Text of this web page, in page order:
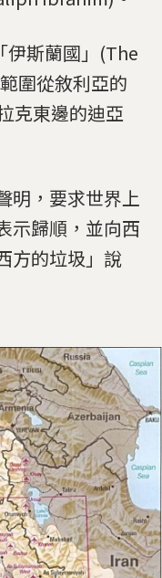
伊斯蘭國」(The
圍從敘利亞的
克東邊的迪亞
明，要求世界上
示歸順，並向西
方的垃圾」說